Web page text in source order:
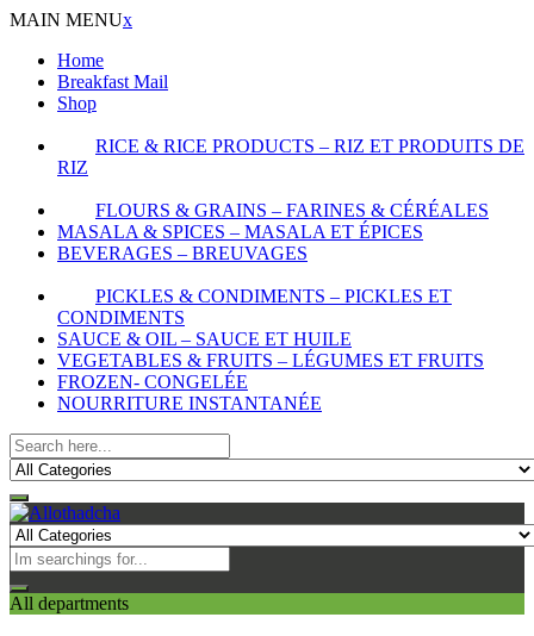
MAIN MENUx
Home
Breakfast Mail
Shop
RICE & RICE PRODUCTS – RIZ ET PRODUITS DE
RIZ
FLOURS & GRAINS – FARINES & CÉRÉALES
MASALA & SPICES – MASALA ET ÉPICES
BEVERAGES – BREUVAGES
PICKLES & CONDIMENTS – PICKLES ET
CONDIMENTS
SAUCE & OIL – SAUCE ET HUILE
VEGETABLES & FRUITS – LÉGUMES ET FRUITS
FROZEN- CONGELÉE
NOURRITURE INSTANTANÉE
All departments